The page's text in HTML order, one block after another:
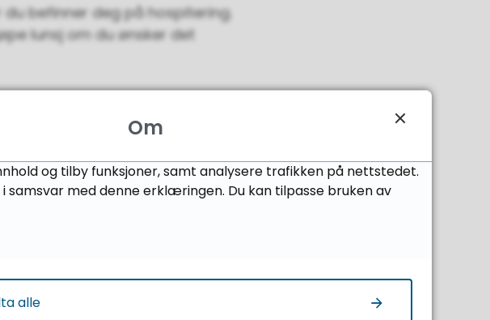
befinner deg på hospitering.
lunsj om du ønsker det
Om
og tilby funksjoner, samt analysere trafikken på nettstedet.
med denne erklæringen. Du kan tilpasse bruken av
alle